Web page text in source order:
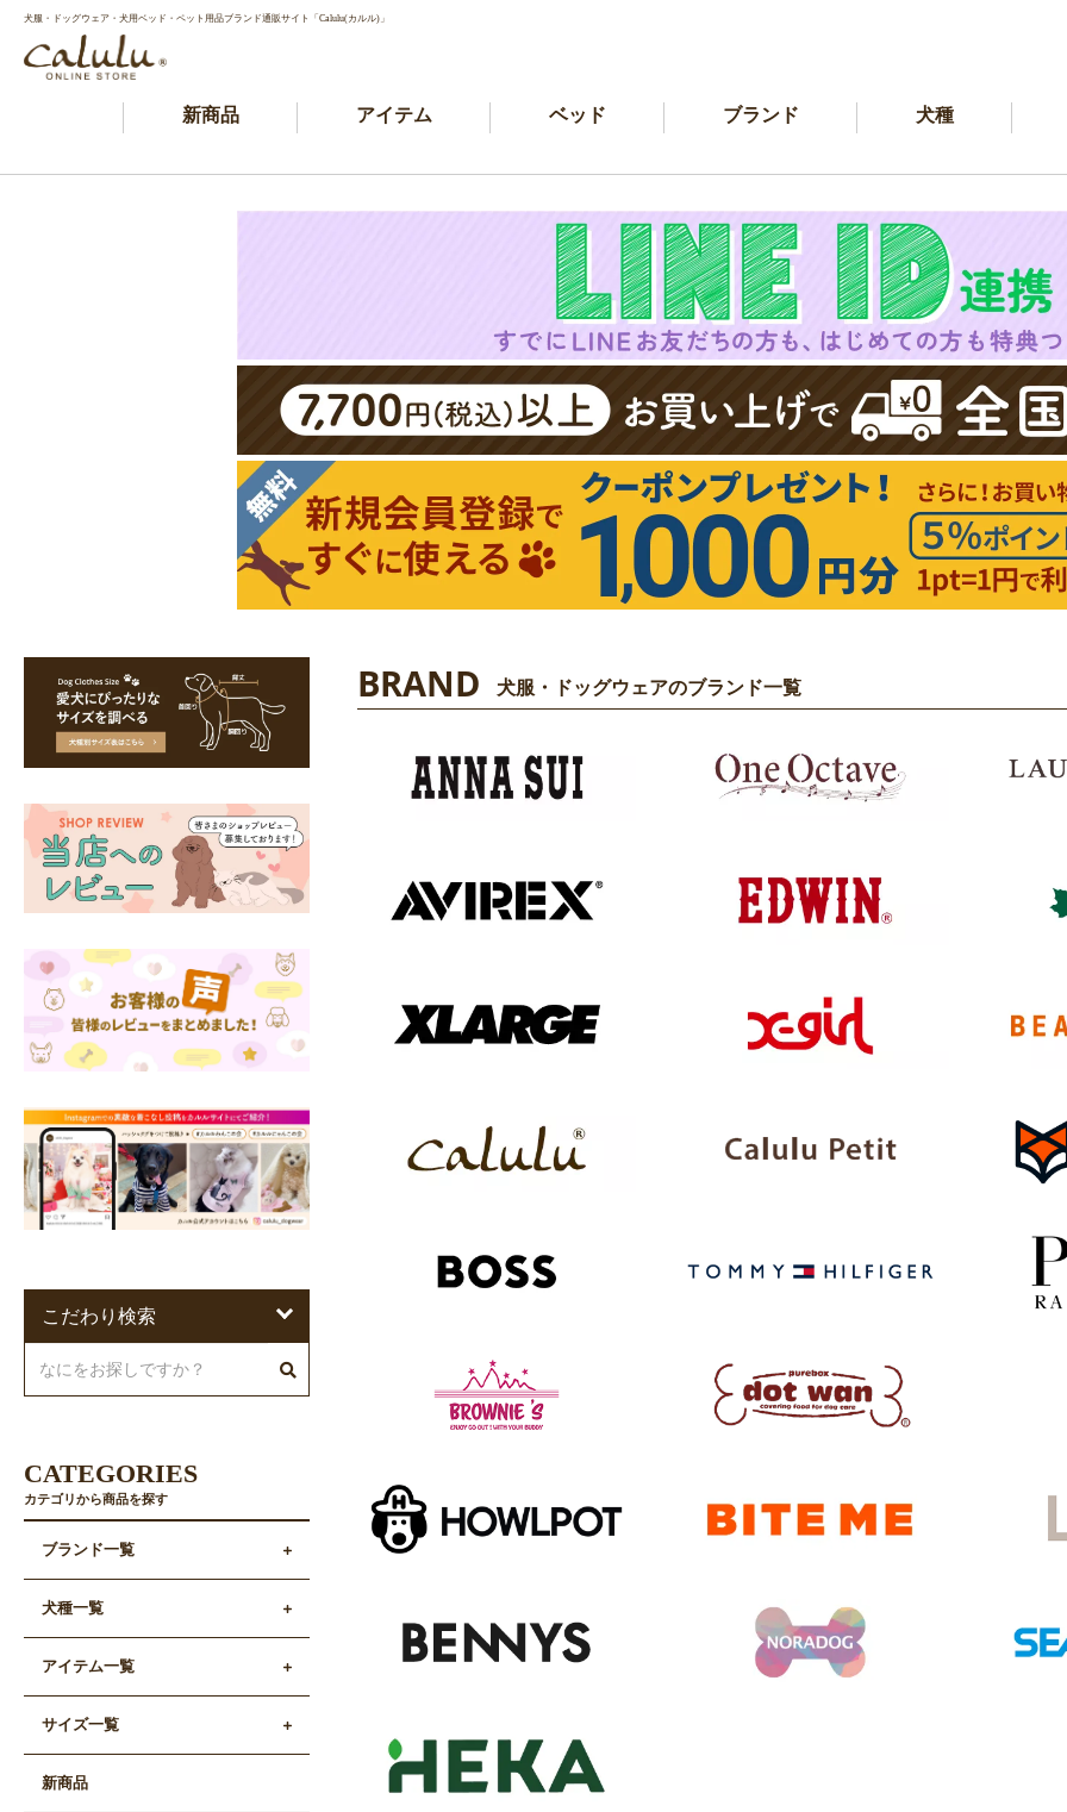
犬服・ドッグウェア・犬用ベッド・ペット用品ブランド通販サイト「Calulu(カルル)」
新商品 アイテム ベッド ブランド 犬種
BRAND 犬服・ドッグウェアのブランド一覧
こだわり検索
CATEGORIES
カテゴリから商品を探す
ブランド一覧
犬種一覧
アイテム一覧
サイズ一覧
新商品